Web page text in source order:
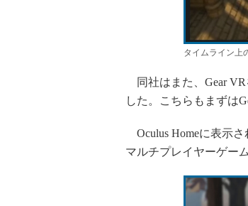
タイムライン上
同社はまた、Gear VR
した。こちらもまずは
Oculus Homeに表示
マルチプレイヤーゲー